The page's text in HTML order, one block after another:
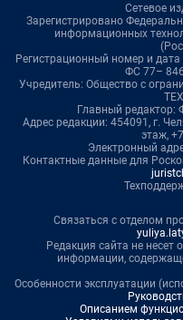
Сетевое
Зарегистрировано
информационных
Регистрационный номер и
ФС 77–
Учредитель: Общество с
Главный редактор:
Адрес редакции: 454091, г.
этаж,
Электронный
Контактные данные для
Связаться с отделом
Редакция сайта не несет
информации,
Особенности эксплуатации
Описанием